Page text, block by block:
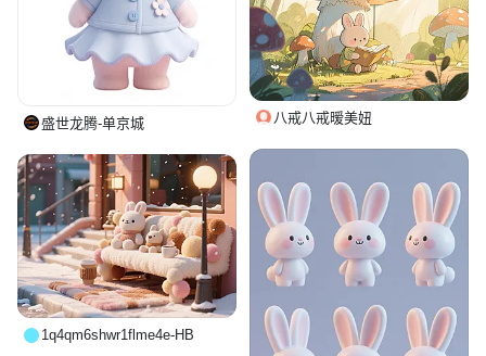
盛世龙腾-单京城 八戒八戒暧美妞
1q4qm6shwr1flme4e-HB